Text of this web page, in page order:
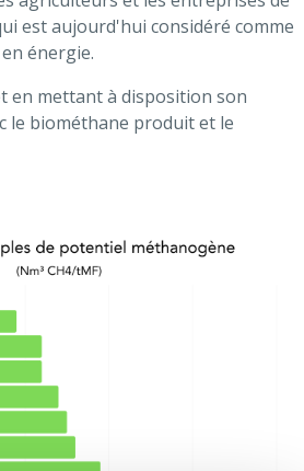
est aujourd'hui considéré comme
énergie.
en mettant à disposition son
le biométhane produit et le